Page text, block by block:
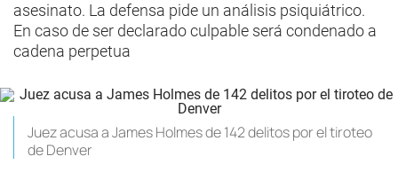
asesinato. La defensa pide un análisis psiquiátrico.
En caso de ser declarado culpable será condenado a
cadena perpetua
Juez acusa a James Holmes de 142 delitos por el tiroteo
de Denver